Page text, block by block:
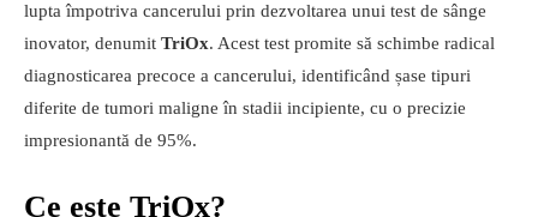
lupta împotriva cancerului prin dezvoltarea unui test de sânge
inovator, denumit TriOx. Acest test promite să schimbe radical
diagnosticarea precoce a cancerului, identificând șase tipuri
diferite de tumori maligne în stadii incipiente, cu o precizie
impresionantă de 95%.
Ce este TriOx?